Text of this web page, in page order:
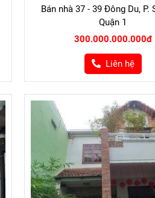
Bán nhà 37 - 39 Đông Du, P.
Quận 1
300.000.000.000đ
Liên hệ